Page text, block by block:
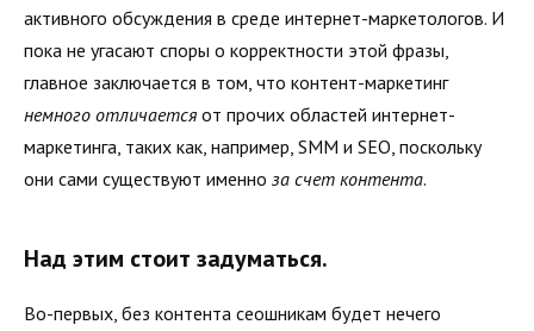
активного обсуждения в среде интернет-маркетологов. И
пока не угасают споры о корректности этой фразы,
главное заключается в том, что контент-маркетинг
немного отличаетсяот прочих областей интернет-
маркетинга, таких как, например, SMM и SEO, поскольку
они сами существуют именно за счет контента.
Над этим стоит задуматься.
Во-первых, без контента сеошникам будет нечего